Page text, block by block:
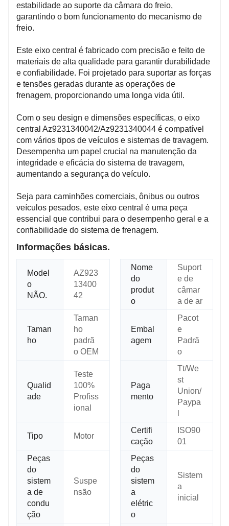
estabilidade ao suporte da câmara do freio,
garantindo o bom funcionamento do mecanismo de
freio.
Este eixo central é fabricado com precisão e feito de
materiais de alta qualidade para garantir durabilidade
e confiabilidade. Foi projetado para suportar as forças
e tensões geradas durante as operações de
frenagem, proporcionando uma longa vida útil.
Com o seu design e dimensões específicas, o eixo
central Az9231340042/Az9231340044 é compatível
com vários tipos de veículos e sistemas de travagem.
Desempenha um papel crucial na manutenção da
integridade e eficácia do sistema de travagem,
aumentando a segurança do veículo.
Seja para caminhões comerciais, ônibus ou outros
veículos pesados, este eixo central é uma peça
essencial que contribui para o desempenho geral e a
confiabilidade do sistema de frenagem.
Informações básicas.
Model
o
NÃO.
AZ923
13400
42
Nome
do
produt
o
Suport
e de
câmar
a de ar
Taman
ho
Taman
ho
padrã
o OEM
Embal
agem
Pacot
e
Padrã
o
Qualid
ade
Teste
100%
Profiss
ional
Paga
mento
Tt/We
st
Union/
Paypa
Tipo Motor
Certifi
cação
ISO90
01
Peças
do
sistem
a de
condu
ção
Suspe
nsão
Peças
do
sistem
a
elétric
o
Sistem
a
inicial